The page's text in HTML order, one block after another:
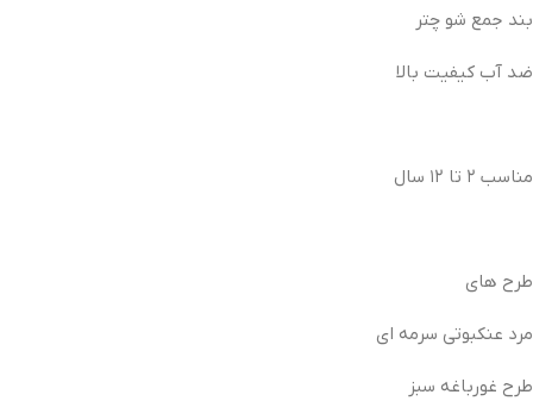
بند جمع شو چتر
ضد آب کیفیت بالا
مناسب ۲ تا ۱۲ سال
طرح های
مرد عنکبوتی سرمه ای
طرح غورباغه سبز